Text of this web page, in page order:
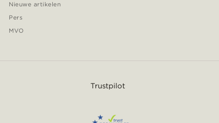
Nieuwe artikelen
Pers
MVO
Trustpilot